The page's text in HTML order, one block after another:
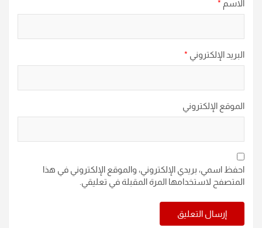
الاسم *
البريد الإلكتروني *
الموقع الإلكتروني
احفظ اسمي، بريدي الإلكتروني، والموقع الإلكتروني في هذا
المتصفح لاستخدامها المرة المقبلة في تعليقي.